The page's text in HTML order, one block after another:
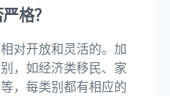
格？
对开放和灵活的。加
，如经济类移民、家
，每类别都有相应的